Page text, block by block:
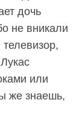
дочь
не вникали
или
же знаешь,